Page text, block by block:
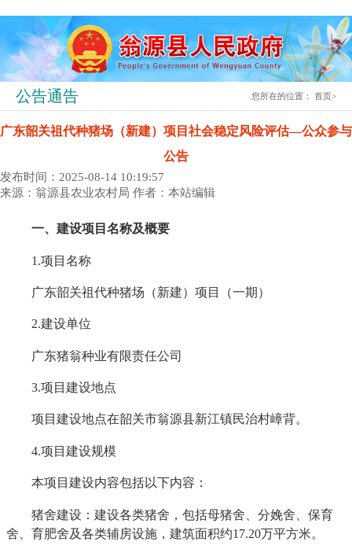
公告通告 您所在的位置：首页>
广东韶关祖代种猪场（新建）项目社会稳定风险评估—公众参与
公告
发布时间：2025-08-14 10:19:57
来源：翁源县农业农村局 作者：本站编辑
一、建设项目名称及概要
1.项目名称
广东韶关祖代种猪场（新建）项目（一期）
2.建设单位
广东猪翁种业有限责任公司
3.项目建设地点
项目建设地点在韶关市翁源县新江镇民治村嶂背。
4.项目建设规模
本项目建设内容包括以下内容：
猪舍建设：建设各类猪舍，包括母猪舍、分娩舍、保育
舍、育肥舍及各类辅房设施，建筑面积约17.20万平方米。